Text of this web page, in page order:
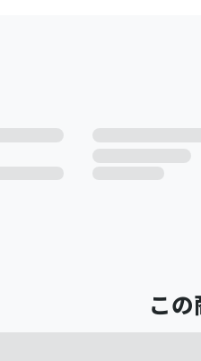
こ